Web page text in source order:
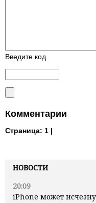
НОВОСТИ
20:09
iPhone может
Введите код
Комментарии
Страница: 1 |